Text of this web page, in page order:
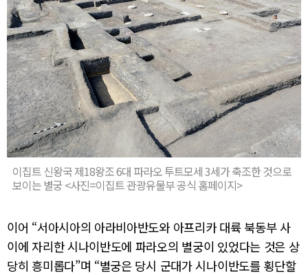
이집트 신왕국 제18왕조 6대 파라오 투트모세 3세가 축조한 것으로
보이는 별궁 <사진=이집트 관광유물부 공식 홈페이지>
이어 “서아시아의 아라비아반도와 아프리카 대륙 북동부 사
이에 자리한 시나이반도에 파라오의 별궁이 있었다는 것은 상
당히 흥미롭다”며 “별궁은 당시 군대가 시나이반도를 횡단할